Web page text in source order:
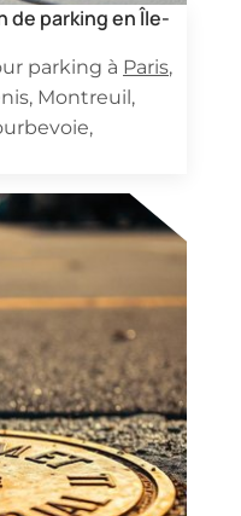
de parking en Île-
parking à Paris,
Montreuil,